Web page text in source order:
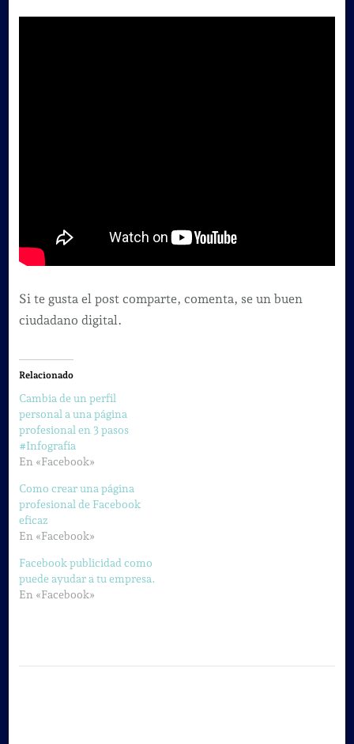
Si te gusta el post comparte, comenta, se un buen
ciudadano digital.
Relacionado
Cambia de un perfil
personal a una página
profesional en 3 pasos
#Infografía
En «Facebook»
Como crear una página
profesional de Facebook
eficaz
En «Facebook»
Facebook publicidad como
puede ayudar a tu empresa.
En «Facebook»